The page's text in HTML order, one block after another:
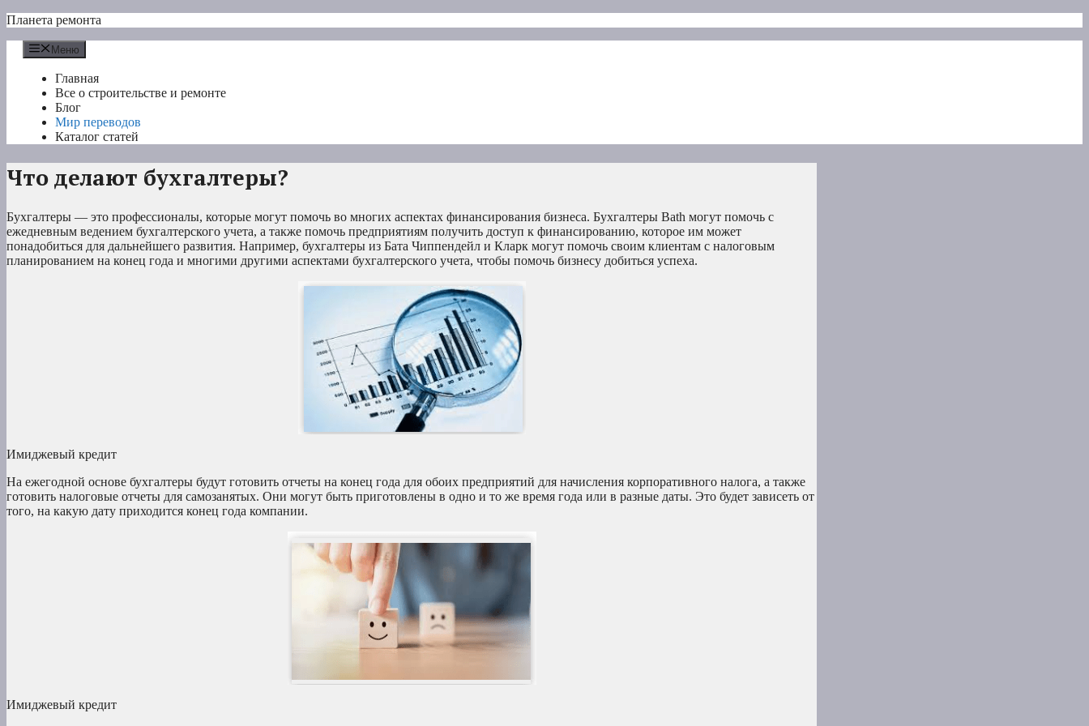
Перейти
содержимому
Планета ремонта
Меню
Главная
Все о строительстве и ремонте
Блог
Мир переводов
Каталог статей
Что делают бухгалтеры?
Бухгалтеры — это профессионалы, которые могут помочь во многих аспектах финансирования бизнеса. Бухгалтеры Bath могут помочь с
ежедневным ведением бухгалтерского учета, а также помочь предприятиям получить доступ к финансированию, которое им может
понадобиться для дальнейшего развития. Например, бухгалтеры из Бата Чиппендейл и Кларк могут помочь своим клиентам с налоговым
планированием на конец года и многими другими аспектами бухгалтерского учета, чтобы помочь бизнесу добиться успеха.
Имиджевый кредит
На ежегодной основе бухгалтеры будут готовить отчеты на конец года для обоих предприятий для начисления корпоративного налога, а также
готовить налоговые отчеты для самозанятых. Они могут быть приготовлены в одно и то же время года или в разные даты. Это будет зависеть от
того, на какую дату приходится конец года компании.
Имиджевый кредит